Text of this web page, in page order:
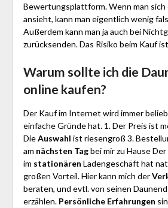
Bewertungsplattform. Wenn man sich
ansieht, kann man eigentlich wenig
Außerdem kann man ja auch bei
zurücksenden. Das Risiko beim Kauf
Warum sollte ich die
online kaufen?
Der Kauf im Internet wird immer
einfache Gründe hat. 1. Der Preis ist
DieAuswahl ist riesengroß 3.
am nächsten Tagbei mir zu Hause
im stationären Ladengeschäft hat
großen Vorteil. Hier kann mich der
beraten, und evtl. von seinen
erzählen. Persönliche Erfahrungen